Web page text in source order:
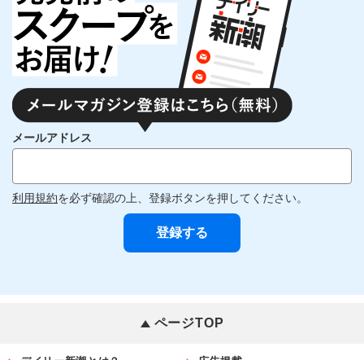
メールアドレス
利用規約を必ず確認の上、登録ボタンを押してください。
ページTOP